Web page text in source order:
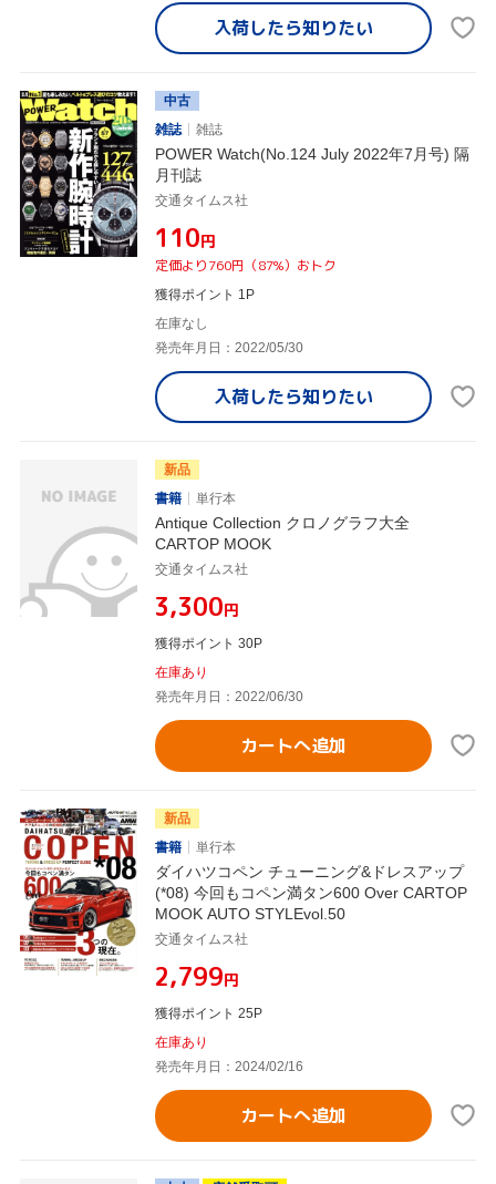
入荷したら知りたい
中古
雑誌
雑誌
POWER Watch(No.124 July 2022年7月号) 隔
月刊誌
交通タイムス社
¥110円
定価より760円（87%）おトク
獲得ポイント 1P
在庫なし
発売年月日：2022/05/30
入荷したら知りたい
新品
書籍
単行本
Antique Collection クロノグラフ大全
CARTOP MOOK
交通タイムス社
¥3,300円
獲得ポイント 30P
在庫あり
発売年月日：2022/06/30
カートへ追加
新品
書籍
単行本
ダイハツコペン チューニング&ドレスアップ
(*08) 今回もコペン満タン600 Over CARTOP
MOOK AUTO STYLEvol.50
交通タイムス社
¥2,799円
獲得ポイント 25P
在庫あり
発売年月日：2024/02/16
カートへ追加